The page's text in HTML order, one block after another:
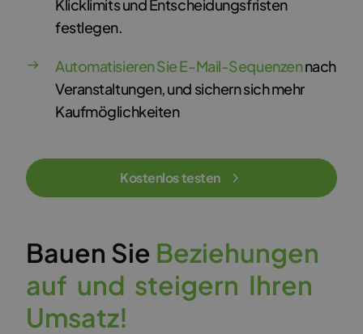
Klicklimits und Entscheidungsfristen
festlegen.
Automatisieren Sie E-Mail-Sequenzennach
Veranstaltungen, und sichern sich mehr
Kaufmöglichkeiten
Kostenlos testen
Bauen Sie Beziehungen
auf und steigern Ihren
Umsatz!